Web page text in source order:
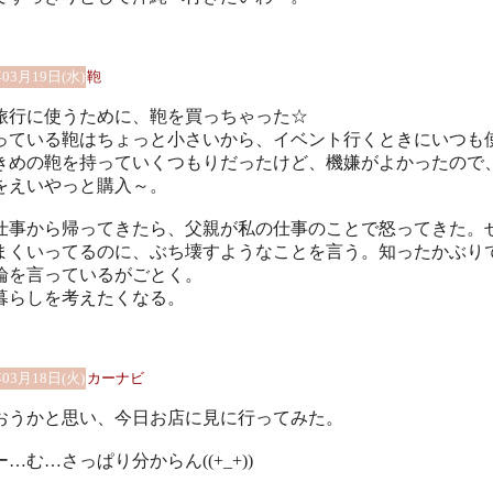
月19日(水)鞄
行に使うために、鞄を買っちゃった☆
ている鞄はちょっと小さいから、イベント行くときにいつも
めの鞄を持っていくつもりだったけど、機嫌がよかったので
えいやっと購入～。
事から帰ってきたら、父親が私の仕事のことで怒ってきた。
くいってるのに、ぶち壊すようなことを言う。知ったかぶり
を言っているがごとく。
らしを考えたくなる。
月18日(火) カーナビ
うかと思い、今日お店に見に行ってみた。
…む…さっぱり分からん((+_+))